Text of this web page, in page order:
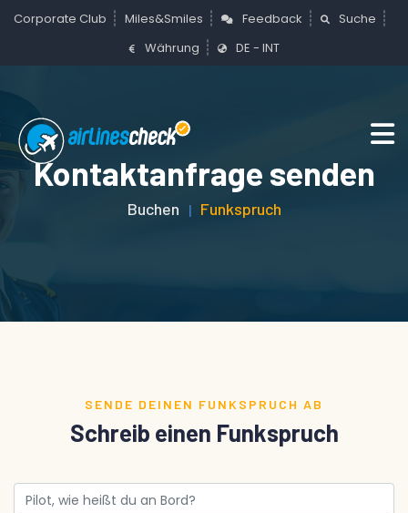
Corporate Club Miles&Smiles Feedback
Suche
Währung
DE - INT
Kontaktanfrage senden
Buchen Funkspruch
SENDE DEINEN FUNKSPRUCH AB
Schreib einen Funkspruch